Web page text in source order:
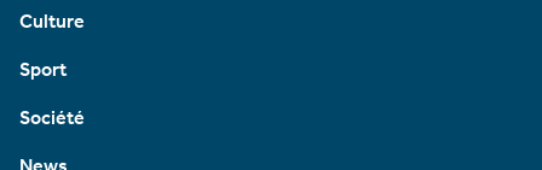
Culture
Sport
Société
News